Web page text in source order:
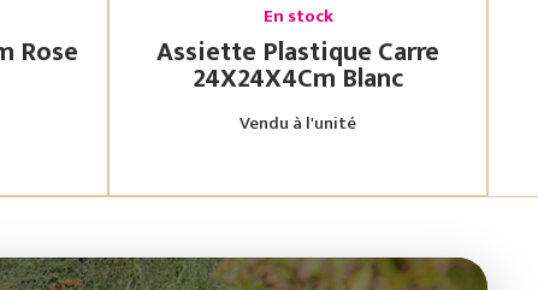
En stock
Assiette Plastique Carre
24X24X4Cm Blanc
Vendu à l'unité